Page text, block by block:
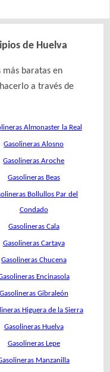
de Huelva
más baratas en
a través de
Almonaster la Real
Gasolineras Alosno
Gasolineras Aroche
Gasolineras Beas
Bollullos Par del
Condado
Gasolineras Cala
Gasolineras Cartaya
Gasolineras Chucena
Encinasola
Gasolineras Gibraleón
Higuera de la Sierra
Gasolineras Huelva
Gasolineras Lepe
Manzanilla